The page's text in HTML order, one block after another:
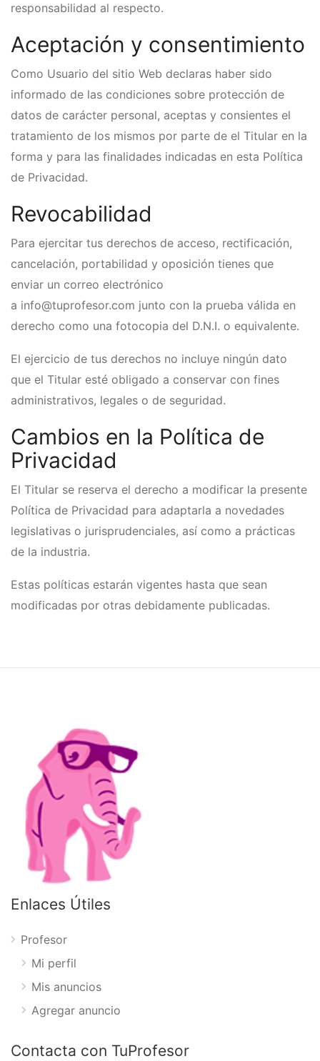
responsabilidad al respecto.
Aceptación y consentimiento
Como Usuario del sitio Web declaras haber sido
informado de las condiciones sobre protección de
datos de carácter personal, aceptas y consientes el
tratamiento de los mismos por parte de el Titular en la
forma y para las finalidades indicadas en esta Política
de Privacidad.
Revocabilidad
Para ejercitar tus derechos de acceso, rectificación,
cancelación, portabilidad y oposición tienes que
enviar un correo electrónico
a info@tuprofesor.com junto con la prueba válida en
derecho como una fotocopia del D.N.I. o equivalente.
El ejercicio de tus derechos no incluye ningún dato
que el Titular esté obligado a conservar con fines
administrativos, legales o de seguridad.
Cambios en la Política de
Privacidad
El Titular se reserva el derecho a modificar la presente
Política de Privacidad para adaptarla a novedades
legislativas o jurisprudenciales, así como a prácticas
de la industria.
Estas políticas estarán vigentes hasta que sean
modificadas por otras debidamente publicadas.
Enlaces Útiles
Profesor
Mi perfil
Mis anuncios
Agregar anuncio
Contacta con TuProfesor